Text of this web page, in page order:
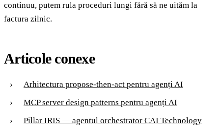
continuu, putem rula proceduri lungi fără să ne uităm la
factura zilnic.
Articole conexe
Arhitectura propose-then-act pentru agenți AI
MCP server design patterns pentru agenți AI
Pillar IRIS — agentul orchestrator CAI Technology